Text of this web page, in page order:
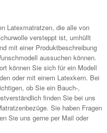
Latexmatratzen, die alle von
versteppt ist, umhüllt
mit einer Produktbeschreibung
aussuchen können.
können Sie sich für ein Modell
oder mit einem Latexkern. Bei
ob Sie ein Bauch-,
finden Sie bei uns
Sie haben Fragen
Sie uns gerne per Mail oder